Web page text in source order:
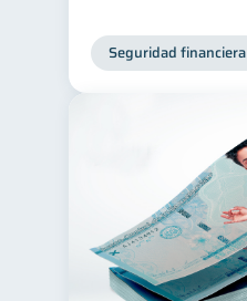
Seguridad financiera